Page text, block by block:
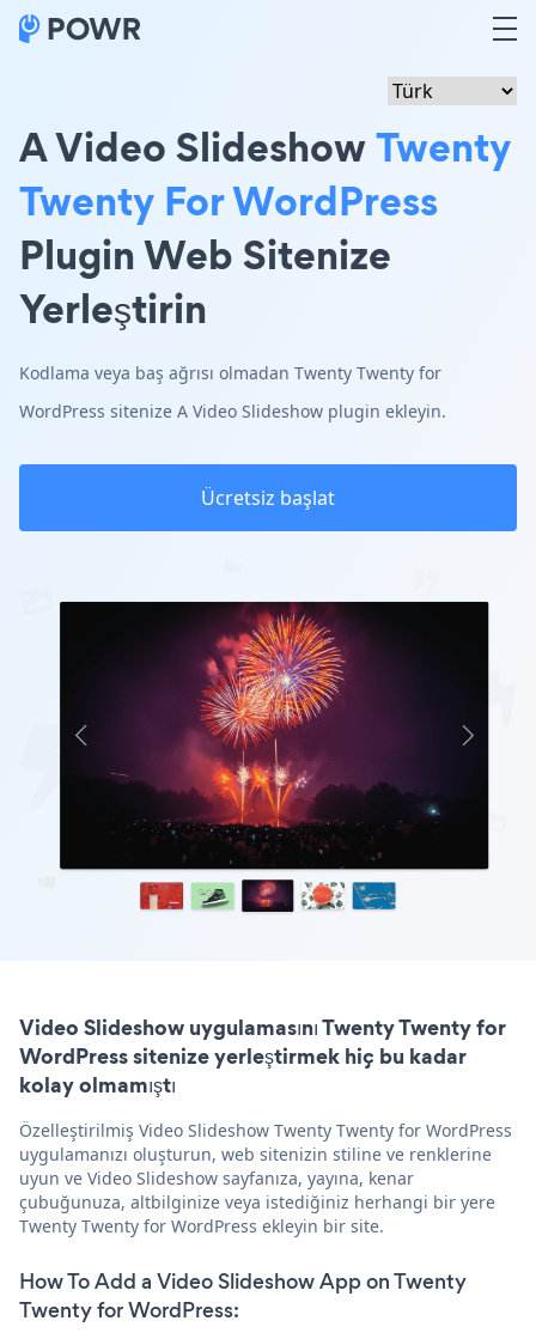
A Video SlideshowTwenty
Twenty For WordPress
Plugin Web Sitenize
Yerleştirin
Kodlama veya baş ağrısı olmadan Twenty Twenty for
WordPress sitenize A Video Slideshow plugin ekleyin.
Ücretsiz başlat
Video Slideshow uygulamasını Twenty Twenty for
WordPress sitenize yerleştirmek hiç bu kadar
kolay olmamıştı
Özelleştirilmiş Video Slideshow Twenty Twenty for WordPress
uygulamanızı oluşturun, web sitenizin stiline ve renklerine
uyun ve Video Slideshow sayfanıza, yayına, kenar
çubuğunuza, altbilginize veya istediğiniz herhangi bir yere
Twenty Twenty for WordPress ekleyin bir site.
How To Add a Video Slideshow App on Twenty
Twenty for WordPress: